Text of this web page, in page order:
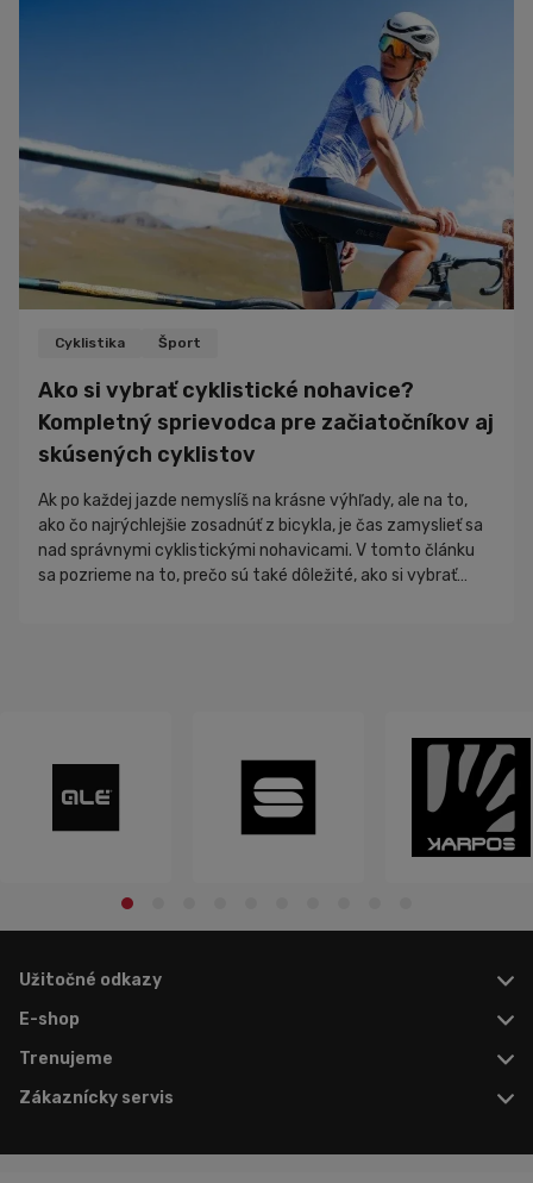
vybrať model, ktorý bude vyhovovať práve tebe.
Cyklistika Šport
Ako si vybrať cyklistické nohavice?
Kompletný sprievodca pre začiatočníkov aj
skúsených cyklistov
Ak po každej jazde nemyslíš na krásne výhľady, ale na to,
ako čo najrýchlejšie zosadnúť z bicykla, je čas zamyslieť sa
nad správnymi cyklistickými nohavicami. V tomto článku
sa pozrieme na to, prečo sú také dôležité, ako si vybrať
Užitočné odkazy
E-shop
Trenujeme
Zákaznícky servis